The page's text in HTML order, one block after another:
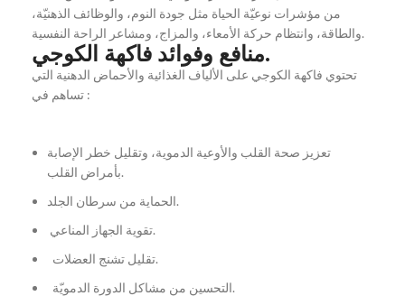
من مؤشرات نوعيّة الحياة مثل جودة النوم، والوظائف الذهنيّة،
والطاقة، وانتظام حركة الأمعاء، والمزاج، ومشاعر الراحة النفسية.
منافع وفوائد فاكهة الكوجي.
تحتوي فاكهة الكوجي على الألياف الغذائية والأحماض الدهنية التي
تساهم في :
تعزيز صحة القلب والأوعية الدموية، وتقليل خطر الإصابة
بأمراض القلب.
الحماية من سرطان الجلد.
تقوية الجهاز المناعي.
تقليل تشنج العضلات.
التحسين من مشاكل الدورة الدمويّة.